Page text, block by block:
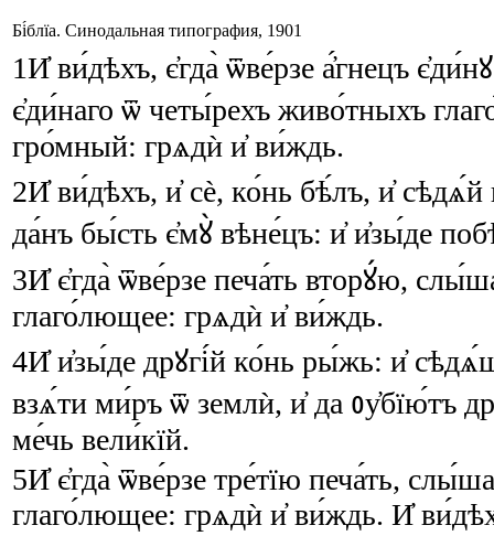
Бі́блїа. Синодальная типография, 1901
1И҆ ви́дѣхъ, є҆гда̀ ѿве́рзе а҆́гнецъ є҆ди́нꙋ
є҆ди́наго ѿ четы́рехъ живо́тныхъ
гро́мный: грѧдѝ и҆ ви́ждь.
2И҆ ви́дѣхъ, и҆ сѐ, ко́нь бѣ́лъ, и҆ сѣдѧ́й
да́нъ бы́сть є҆мꙋ̀ вѣне́цъ: и҆ и҆зы́де
3И҆ є҆гда̀ ѿве́рзе печа́ть вторꙋ́ю,
глаго́лющее: грѧдѝ и҆ ви́ждь.
4И҆ и҆зы́де дрꙋгі́й ко́нь ры́жь: и҆
взѧ́ти ми́ръ ѿ землѝ, и҆ да ᲂу҆бїю́тъ
ме́чь вели́кїй.
5И҆ є҆гда̀ ѿве́рзе тре́тїю печа́ть,
глаго́лющее: грѧдѝ и҆ ви́ждь. И҆